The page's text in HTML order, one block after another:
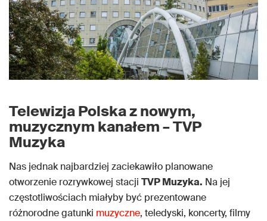
Telewizja Polska z nowym,
muzycznym kanałem – TVP
Muzyka
Nas jednak najbardziej zaciekawiło planowane
otworzenie rozrywkowej stacji TVP Muzyka. Na jej
częstotliwościach miałyby być prezentowane
różnorodne gatunki muzyczne, teledyski, koncerty, filmy